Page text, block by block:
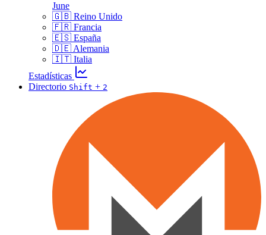
June
🇬🇧 Reino Unido
🇫🇷 Francia
🇪🇸 España
🇩🇪 Alemania
🇮🇹 Italia
Estadísticas
Directorio Shift + 2